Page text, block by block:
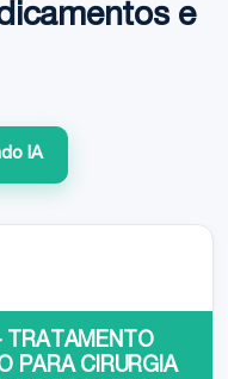
e
IA
PARA CIRURGIA